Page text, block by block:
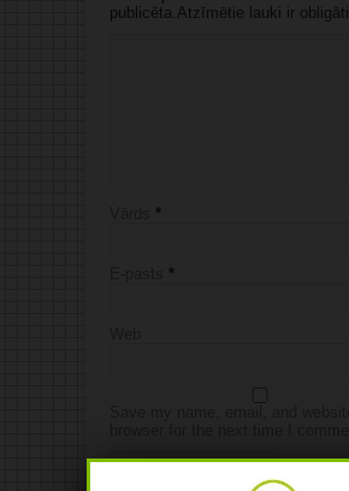
publicēta.Atzīmētie lauki ir obligāti
*
*